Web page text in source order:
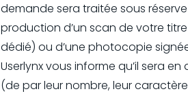
demande sera traitée sous
production d’un scan de votre
dédié) ou d’une photocopie
Userlynx vous informe qu’il sera
(de par leur nombre, leur